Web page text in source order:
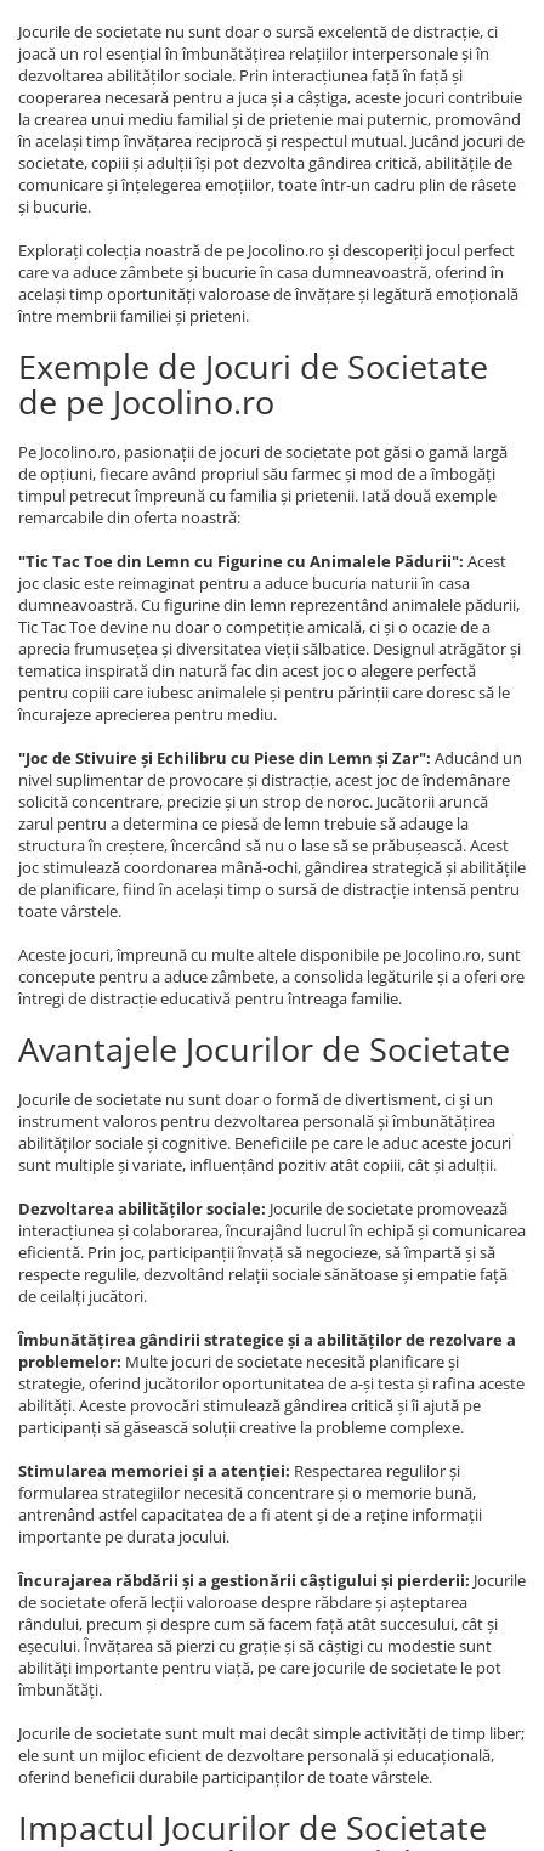
Jocurile de societate nu sunt doar o sursă excelentă de distracție, ci
joacă un rol esențial în îmbunătățirea relațiilor interpersonale și în
dezvoltarea abilităților sociale. Prin interacțiunea față în față și
cooperarea necesară pentru a juca și a câștiga, aceste jocuri contribuie
la crearea unui mediu familial și de prietenie mai puternic, promovând
în același timp învățarea reciprocă și respectul mutual. Jucând jocuri de
societate, copiii și adulții își pot dezvolta gândirea critică, abilitățile de
comunicare și înțelegerea emoțiilor, toate într-un cadru plin de râsete
și bucurie.
Explorați colecția noastră de pe Jocolino.ro și descoperiți jocul perfect
care va aduce zâmbete și bucurie în casa dumneavoastră, oferind în
același timp oportunități valoroase de învățare și legătură emoțională
între membrii familiei și prieteni.
Exemple de Jocuri de Societate
de pe Jocolino.ro
Pe Jocolino.ro, pasionații de jocuri de societate pot găsi o gamă largă
de opțiuni, fiecare având propriul său farmec și mod de a îmbogăți
timpul petrecut împreună cu familia și prietenii. Iată două exemple
remarcabile din oferta noastră:
"Tic Tac Toe din Lemn cu Figurine cu Animalele Pădurii": Acest
joc clasic este reimaginat pentru a aduce bucuria naturii în casa
dumneavoastră. Cu figurine din lemn reprezentând animalele pădurii,
Tic Tac Toe devine nu doar o competiție amicală, ci și o ocazie de a
aprecia frumusețea și diversitatea vieții sălbatice. Designul atrăgător și
tematica inspirată din natură fac din acest joc o alegere perfectă
pentru copiii care iubesc animalele și pentru părinții care doresc să le
încurajeze aprecierea pentru mediu.
"Joc de Stivuire și Echilibru cu Piese din Lemn și Zar": Aducând un
nivel suplimentar de provocare și distracție, acest joc de îndemânare
solicită concentrare, precizie și un strop de noroc. Jucătorii aruncă
zarul pentru a determina ce piesă de lemn trebuie să adauge la
structura în creștere, încercând să nu o lase să se prăbușească. Acest
joc stimulează coordonarea mână-ochi, gândirea strategică și abilitățile
de planificare, fiind în același timp o sursă de distracție intensă pentru
toate vârstele.
Aceste jocuri, împreună cu multe altele disponibile pe Jocolino.ro, sunt
concepute pentru a aduce zâmbete, a consolida legăturile și a oferi ore
întregi de distracție educativă pentru întreaga familie.
Avantajele Jocurilor de Societate
Jocurile de societate nu sunt doar o formă de divertisment, ci și un
instrument valoros pentru dezvoltarea personală și îmbunătățirea
abilităților sociale și cognitive. Beneficiile pe care le aduc aceste jocuri
sunt multiple și variate, influențând pozitiv atât copiii, cât și adulții.
Dezvoltarea abilităților sociale: Jocurile de societate promovează
interacțiunea și colaborarea, încurajând lucrul în echipă și comunicarea
eficientă. Prin joc, participanții învață să negocieze, să împartă și să
respecte regulile, dezvoltând relații sociale sănătoase și empatie față
de ceilalți jucători.
Îmbunătățirea gândirii strategice și a abilităților de rezolvare a
problemelor: Multe jocuri de societate necesită planificare și
strategie, oferind jucătorilor oportunitatea de a-și testa și rafina aceste
abilități. Aceste provocări stimulează gândirea critică și îi ajută pe
participanți să găsească soluții creative la probleme complexe.
Stimularea memoriei și a atenției: Respectarea regulilor și
formularea strategiilor necesită concentrare și o memorie bună,
antrenând astfel capacitatea de a fi atent și de a reține informații
importante pe durata jocului.
Încurajarea răbdării și a gestionării câștigului și pierderii: Jocurile
de societate oferă lecții valoroase despre răbdare și așteptarea
rândului, precum și despre cum să facem față atât succesului, cât și
eșecului. Învățarea să pierzi cu grație și să câștigi cu modestie sunt
abilități importante pentru viață, pe care jocurile de societate le pot
îmbunătăți.
Jocurile de societate sunt mult mai decât simple activități de timp liber;
ele sunt un mijloc eficient de dezvoltare personală și educațională,
oferind beneficii durabile participanților de toate vârstele.
Impactul Jocurilor de Societate